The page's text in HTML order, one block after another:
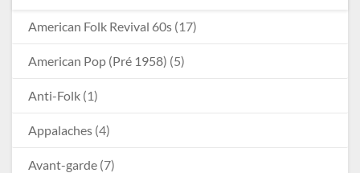
American Folk Revival 60s (17)
American Pop (Pré 1958) (5)
Anti-Folk (1)
Appalaches (4)
Avant-garde (7)